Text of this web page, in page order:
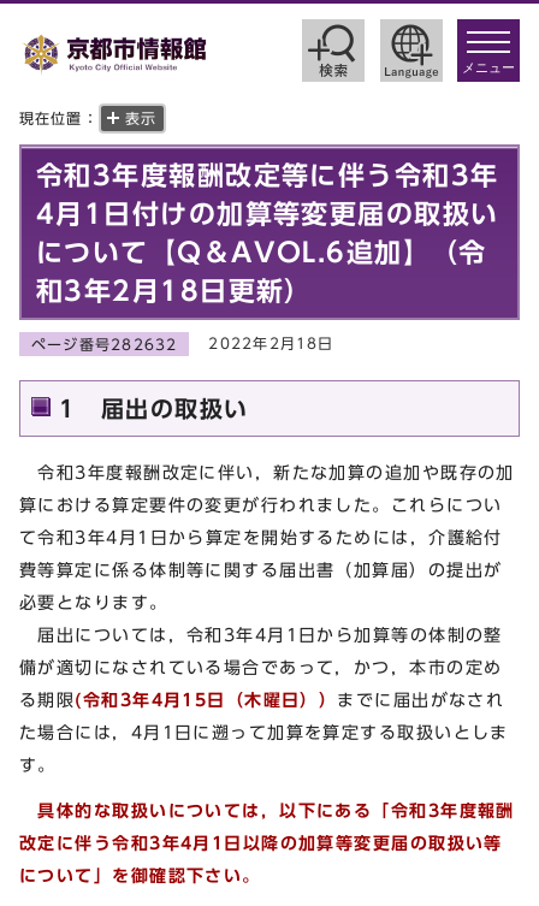
toggle
メニュー
現在位置： 表示
令和3年度報酬改定等に伴う令和3年
4月1日付けの加算等変更届の取扱い
について【Q＆AVOL.6追加】（令
和3年2月18日更新）
ページ番号282632 2022年2月18日
1 届出の取扱い
令和3年度報酬改定に伴い，新たな加算の追加や既存の加
算における算定要件の変更が行われました。これらについ
て令和3年4月1日から算定を開始するためには，介護給付
費等算定に係る体制等に関する届出書（加算届）の提出が
必要となります。
届出については，令和3年4月1日から加算等の体制の整
備が適切になされている場合であって，かつ，本市の定め
る期限(令和3年4月15日（木曜日）） までに届出がなされ
た場合には，4月1日に遡って加算を算定する取扱いとしま
す。
具体的な取扱いについては，以下にある「令和3年度報酬
改定に伴う令和3年4月1日以降の加算等変更届の取扱い等
について」を御確認下さい。